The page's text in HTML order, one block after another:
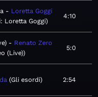
Loretta Goggi
Loretta Goggi
4:10
Renato Zero
(Live)
5:0
Gli esordi 2:54